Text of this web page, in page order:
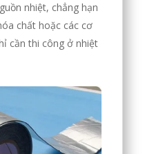
nhiệt, chẳng hạn
chất hoặc các cơ
cần thi công ở nhiệt